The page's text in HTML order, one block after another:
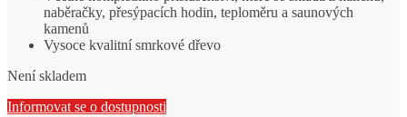
naběračky, přesýpacích hodin, teploměru a saunových
kamenů
Vysoce kvalitní smrkové dřevo
Není skladem
Informovat se o dostupnosti